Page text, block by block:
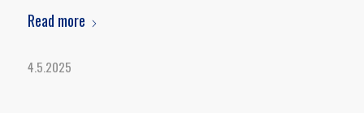
Read more
4.5.2025